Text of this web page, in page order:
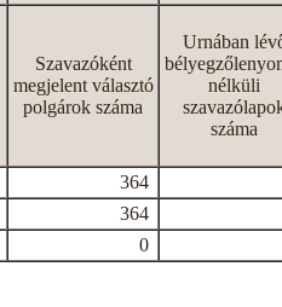
Szavazóként
megjelent választó
polgárok száma
Urnában
nélküli
száma
364
364
0